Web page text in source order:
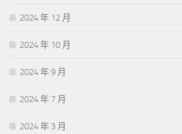
2024 年 12 月
2024 年 10 月
2024 年 9 月
2024 年 7 月
2024 年 3 月